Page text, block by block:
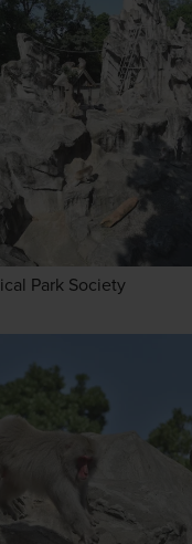
Park Society